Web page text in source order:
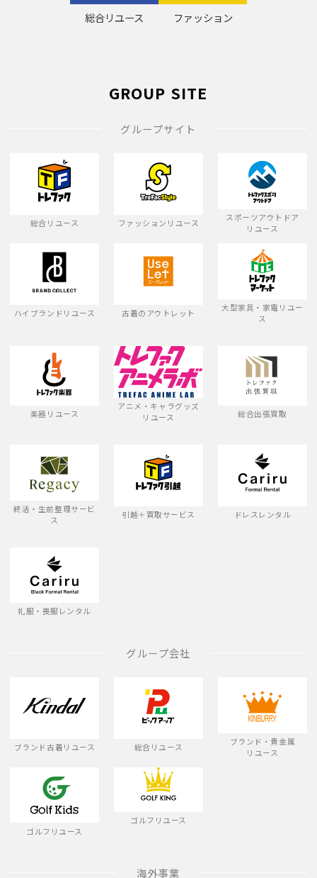
総合リユース ファッション
GROUP SITE
グループサイト
総合リユース ファッションリユース
スポーツアウトドア
リユース
ハイブランドリユース 古着のアウトレット
大型家具・家電リユー
ス
楽器リユース
アニメ・キャラグッズ
リユース
総合出張買取
終活・生前整理サービ
ス
引越＋買取サービス ドレスレンタル
礼服・喪服レンタル
グループ会社
ブランド古着リユース 総合リユース
ブランド・貴金属
リユース
ゴルフリユース
ゴルフリユース
海外事業